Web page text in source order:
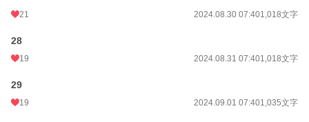
21 2024.08.30 07:401,018文字
28
19 2024.08.31 07:401,018文字
29
19 2024.09.01 07:401,035文字